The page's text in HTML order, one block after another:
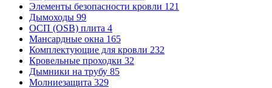
Элементы безопасности кровли 121
Дымоходы 99
ОСП (OSB) плита 4
Мансардные окна 165
Комплектующие для кровли 232
Кровельные проходки 32
Дымники на трубу 85
Молниезащита 329